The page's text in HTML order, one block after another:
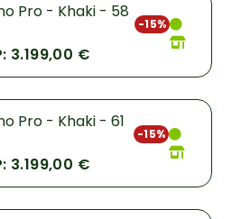
Pro - Khaki - 58
3.199,00 €
-15%
Pro - Khaki - 61
3.199,00 €
-15%